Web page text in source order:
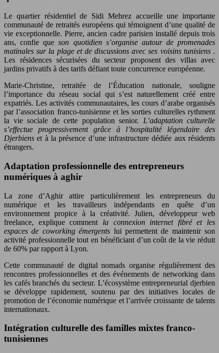
Le quartier résidentiel de Sidi Mehrez accueille une importante
communauté de retraités européens qui témoignent d’une qualité de
vie exceptionnelle. Pierre, ancien cadre parisien installé depuis trois
ans, confie queson quotidien s’organise autour de promenades
matinales sur la plage et de discussions avec ses voisins tunisiens .
Les résidences sécurisées du secteur proposent des villas avec
jardins privatifs à des tarifs défiant toute concurrence européenne.
Marie-Christine, retraitée de l’Éducation nationale, souligne
l’importance du réseau social qui s’est naturellement créé entre
expatriés. Les activités communautaires, les cours d’arabe organisés
par l’association franco-tunisienne et les sorties culturelles rythment
la vie sociale de cette population senior. L’adaptation culturelle
s’effectue progressivement grâce à l’hospitalité légendaire des
Djerbienset à la présence d’une infrastructure dédiée aux résidents
étrangers.
Adaptation professionnelle des entrepreneurs
numériques à aghir
La zone d’Aghir attire particulièrement les entrepreneurs du
numérique et les travailleurs indépendants en quête d’un
environnement propice à la créativité. Julien, développeur web
freelance, explique comment la connexion internet fibré et les
espaces de coworking émergents lui permettent de maintenir son
activité professionnelle tout en bénéficiant d’un coût de la vie réduit
de 60% par rapport à Lyon.
Cette communauté de digital nomads organise régulièrement des
rencontres professionnelles et des événements de networking dans
les cafés branchés du secteur. L’écosystème entrepreneurial djerbien
se développe rapidement, soutenu par des initiatives locales de
promotion de l’économie numérique et l’arrivée croissante de talents
internationaux.
Intégration culturelle des familles mixtes franco-
tunisiennes